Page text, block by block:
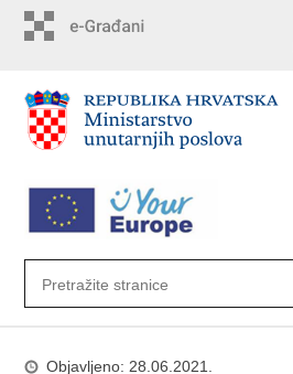
Objavljeno: 28.06.2021.